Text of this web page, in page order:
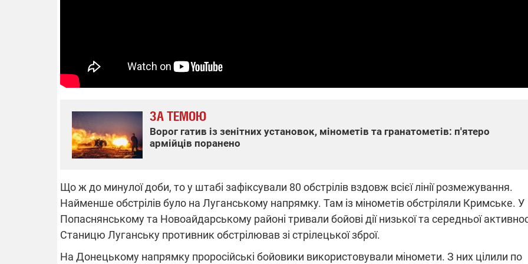
ЗА ТЕМОЮ
Ворог гатив із зенітних установок, мінометів та гранатометів: п'ятеро
армійців поранено
Що ж до минулої доби, то у штабі зафіксували 80 обстрілів вздовж всієї лінії розмежування.
Найменше обстрілів було на Луганському напрямку. Там із мінометів обстріляли Кримське. У
Попаснянському та Новоайдарському районі тривали бойові дії низької та середньої
Станицю Луганську противник обстрілював зі стрілецької зброї.
На Донецькому напрямку проросійські бойовики використовували міномети. З них цілили по
збір коштів на потреби